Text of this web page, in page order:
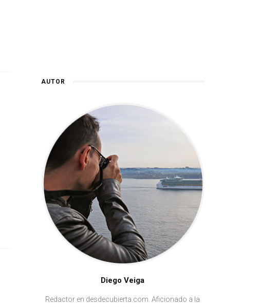
AUTOR
Diego Veiga
Redactor en desdecubierta.com. Aficionado a la